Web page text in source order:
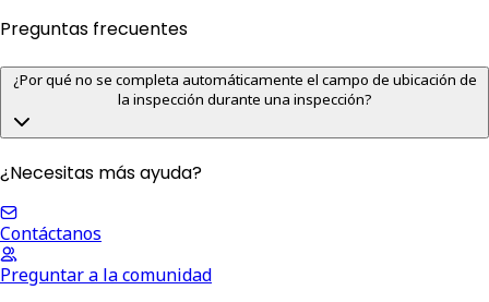
Preguntas frecuentes
¿Por qué no se completa automáticamente el campo de ubicación de
la inspección durante una inspección?
¿Necesitas más ayuda?
Contáctanos
Preguntar a la comunidad